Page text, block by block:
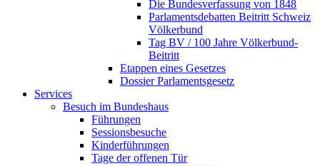
Die Bundesverfassung von 1848
Parlamentsdebatten Beitritt Schweiz
Völkerbund
Tag BV / 100 Jahre Völkerbund-
Beitritt
Etappen eines Gesetzes
Dossier Parlamentsgesetz
Services
Besuch im Bundeshaus
Führungen
Sessionsbesuche
Kinderführungen
Tage der offenen Tür